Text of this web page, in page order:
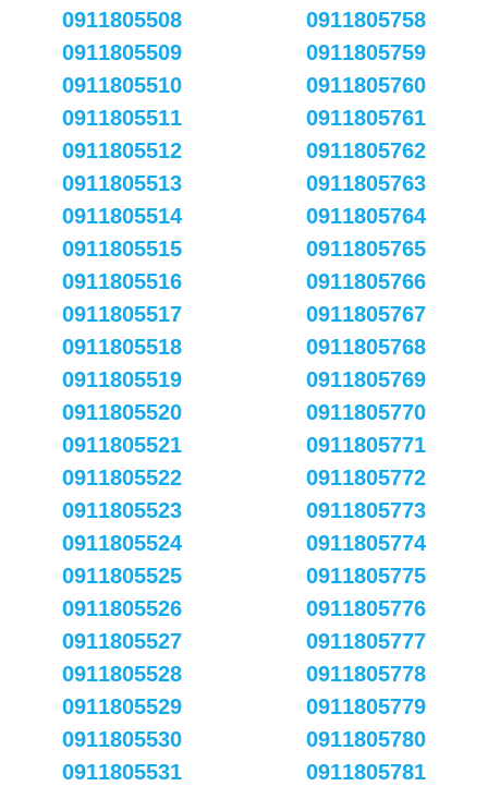
0911805508
0911805509
0911805510
0911805511
0911805512
0911805513
0911805514
0911805515
0911805516
0911805517
0911805518
0911805519
0911805520
0911805521
0911805522
0911805523
0911805524
0911805525
0911805526
0911805527
0911805528
0911805529
0911805530
0911805531
0911805758
0911805759
0911805760
0911805761
0911805762
0911805763
0911805764
0911805765
0911805766
0911805767
0911805768
0911805769
0911805770
0911805771
0911805772
0911805773
0911805774
0911805775
0911805776
0911805777
0911805778
0911805779
0911805780
0911805781